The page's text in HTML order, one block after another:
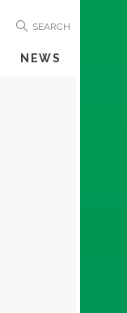
SEARCH
NEWS